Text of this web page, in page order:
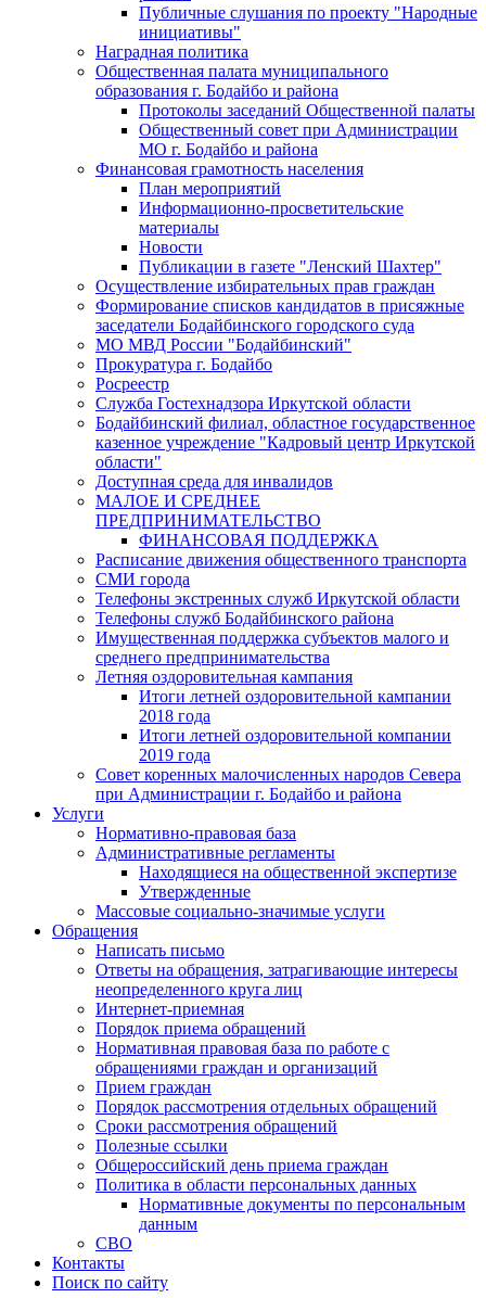
Публичные слушания по проекту "Народные
инициативы"
Наградная политика
Общественная палата муниципального
образования г. Бодайбо и района
Протоколы заседаний Общественной палаты
Общественный совет при Администрации
МО г. Бодайбо и района
Финансовая грамотность населения
План мероприятий
Информационно-просветительские
материалы
Новости
Публикации в газете "Ленский Шахтер"
Осуществление избирательных прав граждан
Формирование списков кандидатов в присяжные
заседатели Бодайбинского городского суда
МО МВД России "Бодайбинский"
Прокуратура г. Бодайбо
Росреестр
Служба Гостехнадзора Иркутской области
Бодайбинский филиал, областное государственное
казенное учреждение "Кадровый центр Иркутской
области"
Доступная среда для инвалидов
МАЛОЕ И СРЕДНЕЕ
ПРЕДПРИНИМАТЕЛЬСТВО
ФИНАНСОВАЯ ПОДДЕРЖКА
Расписание движения общественного транспорта
СМИ города
Телефоны экстренных служб Иркутской области
Телефоны служб Бодайбинского района
Имущественная поддержка субъектов малого и
среднего предпринимательства
Летняя оздоровительная кампания
Итоги летней оздоровительной кампании
2018 года
Итоги летней оздоровительной компании
2019 года
Совет коренных малочисленных народов Севера
при Администрации г. Бодайбо и района
Услуги
Нормативно-правовая база
Административные регламенты
Находящиеся на общественной экспертизе
Утвержденные
Массовые социально-значимые услуги
Обращения
Написать письмо
Ответы на обращения, затрагивающие интересы
неопределенного круга лиц
Интернет-приемная
Порядок приема обращений
Нормативная правовая база по работе с
обращениями граждан и организаций
Прием граждан
Порядок рассмотрения отдельных обращений
Сроки рассмотрения обращений
Полезные ссылки
Общероссийский день приема граждан
Политика в области персональных данных
Нормативные документы по персональным
данным
СВО
Контакты
Поиск по сайту